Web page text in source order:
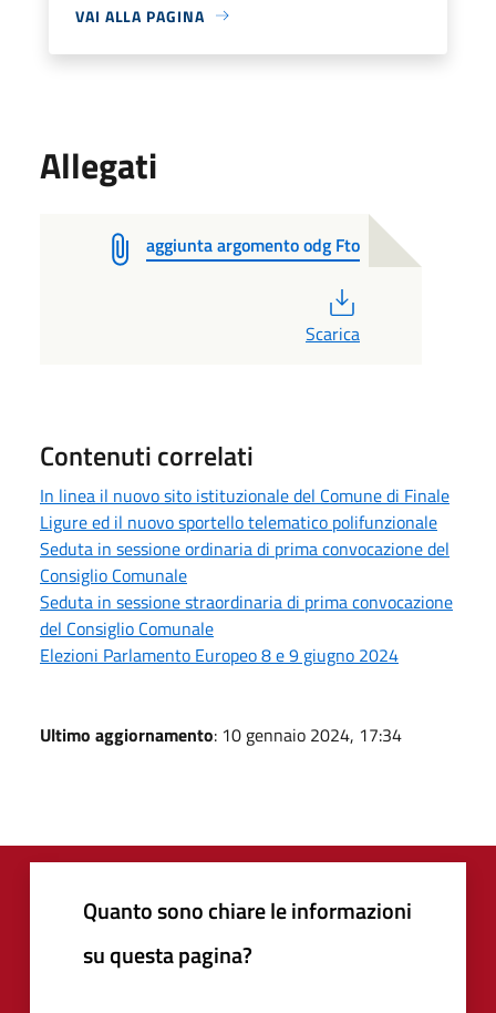
VAI ALLA PAGINA
Allegati
aggiunta argomento odg Fto
Scarica
Contenuti correlati
In linea il nuovo sito istituzionale del Comune di Finale
Ligure ed il nuovo sportello telematico polifunzionale
Seduta in sessione ordinaria di prima convocazione del
Consiglio Comunale
Seduta in sessione straordinaria di prima convocazione
del Consiglio Comunale
Elezioni Parlamento Europeo 8 e 9 giugno 2024
Ultimo aggiornamento: 10 gennaio 2024, 17:34
Quanto sono chiare le informazioni
su questa pagina?